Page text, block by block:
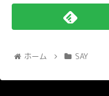
ホーム SAY